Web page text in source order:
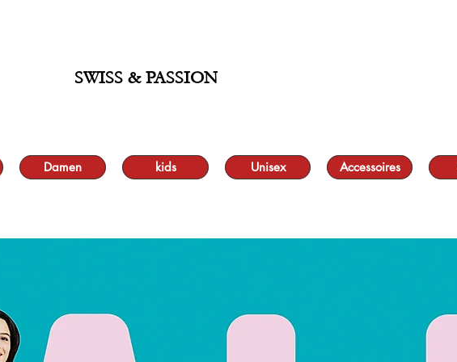
SWISS & PASSION
Damen kids Unisex Accessoires